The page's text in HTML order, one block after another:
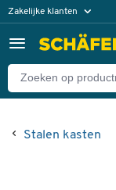
Zakelijke klanten
Particuliere klanten
Stalen kasten